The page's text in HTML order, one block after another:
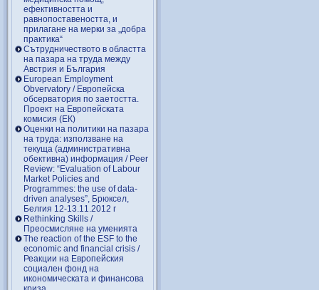
ефективността и
равнопоставеността, и
прилагане на мерки за „добра
практика“
Сътрудничеството в областта
на пазара на труда между
Австрия и България
European Employment
Obvervatory / Европейска
обсерватория по заетостта.
Проект на Европейската
комисия (ЕК)
Оценки на политики на пазара
на труда: използване на
текуща (административна
обективна) информация / Peer
Review: “Evaluation of Labour
Market Policies and
Programmes: the use of data-
driven analyses”, Брюксел,
Белгия 12-13.11.2012 г
Rethinking Skills /
Преосмисляне на уменията
Тhe reaction of the ESF to the
economic and financial crisis /
Реакции на Европейския
социален фонд на
икономическата и финансова